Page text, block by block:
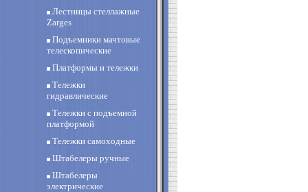
Лестницы стеллажные
Zarges
Подъемники мачтовые
телескопические
Платформы и тележки
Тележки
гидравлические
Тележки с подъемной
платформой
Тележки самоходные
Штабелеры ручные
Штабелеры
электрические